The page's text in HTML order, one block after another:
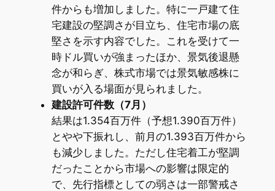
件からも増加しました。特に一戸建て住
宅建設の堅調さが目立ち、住宅市場の底
堅さを示す内容でした。これを受けて一
時ドル買いが強まったほか、景気後退懸
念が和らぎ、株式市場では景気敏感株に
買いが入る場面が見られました。
建設許可件数（7月）
結果は1.354百万件（予想1.390百万件）
とやや下振れし、前月の1.393百万件から
も減少しました。ただし住宅着工が堅調
だったことから市場への影響は限定的
で、先行指標としての弱さは一部警戒さ